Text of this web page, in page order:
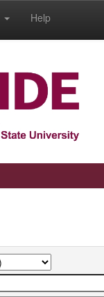
Help